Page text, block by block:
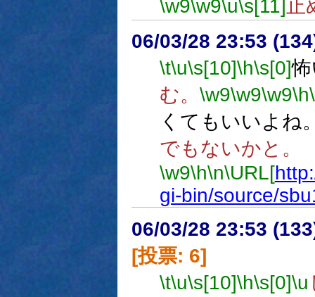
\w9\w9\u\s[11] 止
06/03/28 23:53
\t\u\s[10]\h\s[0]
む。 \w9\w9\w9\h
くてもいいよね
でもないかと。
\w9\h\n\URL[
gi-bin/source/
06/03/28 23:53
[投票: 6]
\t\u\s[10]\h\s[0]\u